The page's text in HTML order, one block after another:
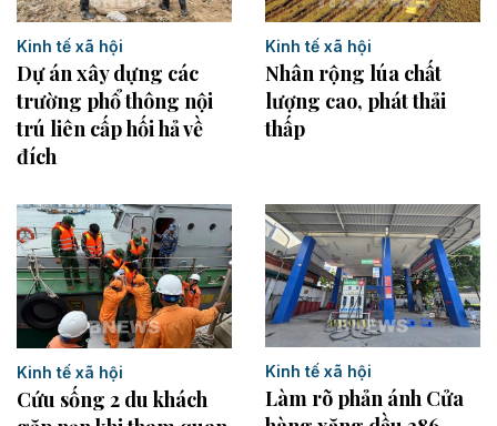
Kinh tế xã hội
Dự án xây dựng các
trường phổ thông nội
trú liên cấp hối hả về
đích
Kinh tế xã hội
Nhân rộng lúa chất
lượng cao, phát thải
thấp
Kinh tế xã hội
Cứu sống 2 du khách
Kinh tế xã hội
Làm rõ phản ánh Cửa